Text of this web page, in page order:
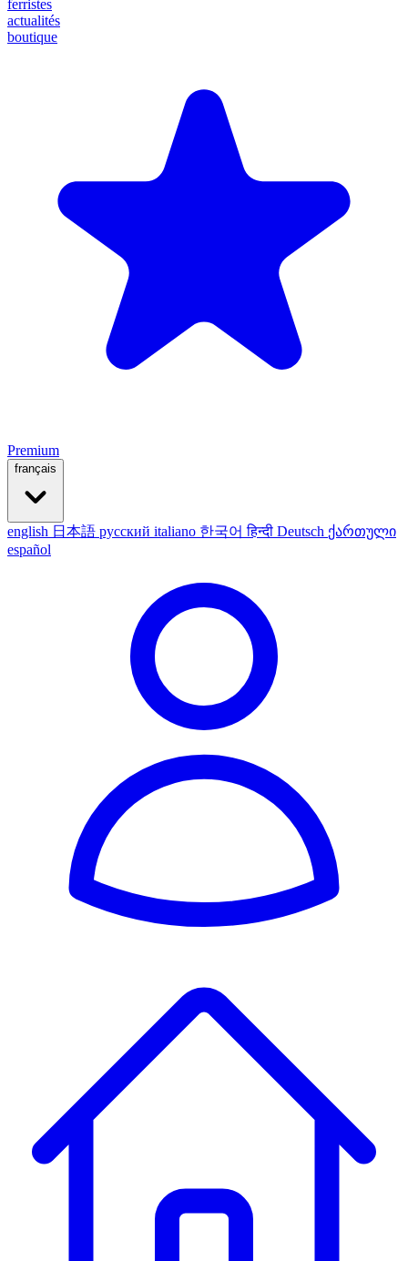
ferristes
actualités
boutique
Premium
français
english 日本語 русский italiano 한국어हिन्दी Deutsch ქართული
español